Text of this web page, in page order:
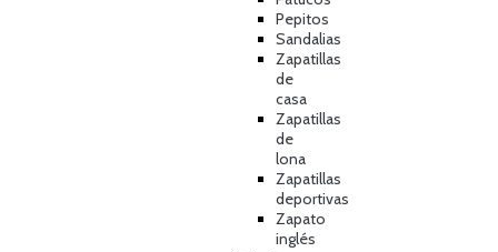
Pepitos
Sandalias
Zapatillas
de
casa
Zapatillas
de
lona
Zapatillas
deportivas
Zapato
inglés